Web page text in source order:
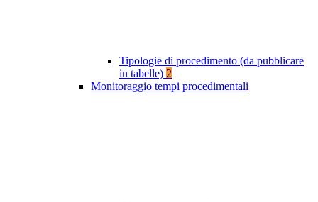
Tipologie di procedimento (da pubblicare
in tabelle) 2
Monitoraggio tempi procedimentali